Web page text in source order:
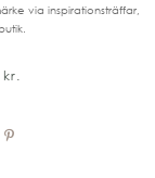
via inspirationsträffar,